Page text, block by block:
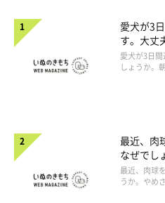
愛犬が3
す。大丈
愛犬が3日
しょうか。
最近、肉
なぜでし
のでしょ
最近、肉球
うか。やめ